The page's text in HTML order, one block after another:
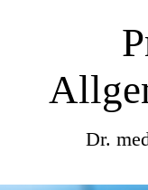
Dr.